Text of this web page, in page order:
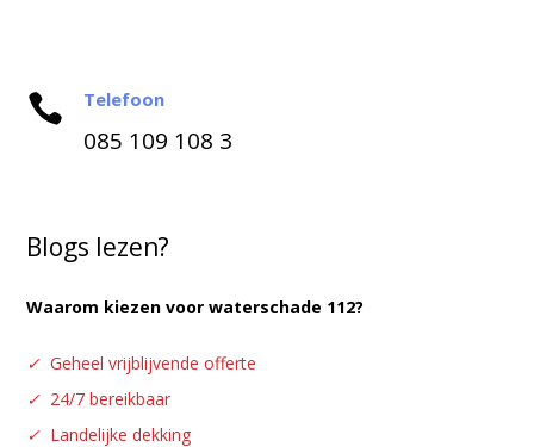
 Telefoon
085 109 108 3
Blogs lezen?
Waarom kiezen voor waterschade 112?
✓ Geheel vrijblijvende offerte
✓ 24/7 bereikbaar
✓ Landelijke dekking